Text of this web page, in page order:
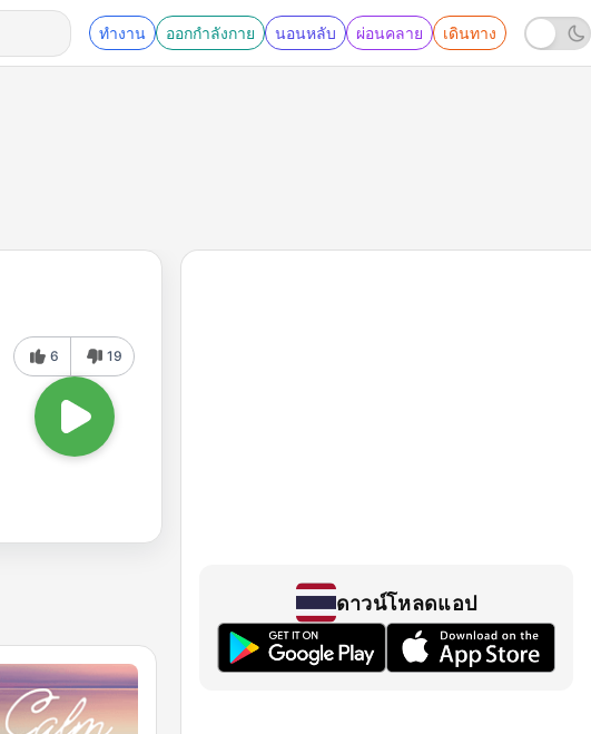
ทำงาน ออกกำลังกาย นอนหลับ ผ่อนคลาย เดินทาง
6 19
ดาวน์โหลดแอป